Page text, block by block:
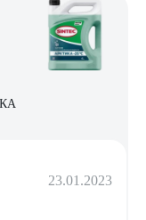
23.01.2023